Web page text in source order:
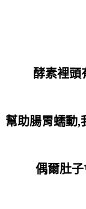
酵素裡頭
幫助腸胃蠕動,
偶爾肚